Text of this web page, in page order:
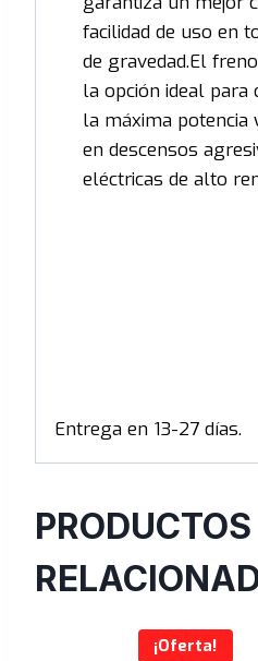
facilidad de uso en
de gravedad.El
la opción ideal para
la máxima
en descensos
eléctricas de alto
Entrega en 13-27 días.
PRODUCTOS
¡Oferta!